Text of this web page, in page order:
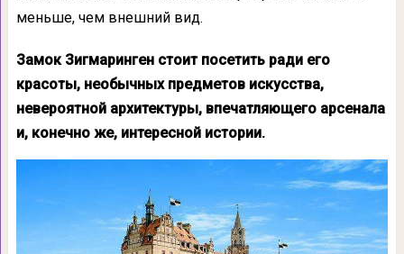
меньше, чем внешний вид.
Замок Зигмаринген стоит посетить ради его
красоты, необычных предметов искусства,
невероятной архитектуры, впечатляющего арсенала
и, конечно же, интересной истории.